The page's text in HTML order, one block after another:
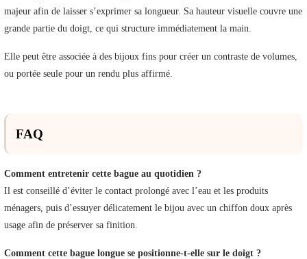
majeur afin de laisser s’exprimer sa longueur. Sa hauteur visuelle couvre une
grande partie du doigt, ce qui structure immédiatement la main.
Elle peut être associée à des bijoux fins pour créer un contraste de volumes,
ou portée seule pour un rendu plus affirmé.
FAQ
Comment entretenir cette bague au quotidien ?
Il est conseillé d’éviter le contact prolongé avec l’eau et les produits
ménagers, puis d’essuyer délicatement le bijou avec un chiffon doux après
usage afin de préserver sa finition.
Comment cette bague longue se positionne-t-elle sur le doigt ?